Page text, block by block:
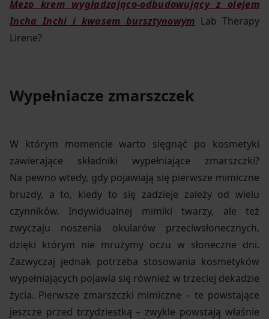
Mezo krem wygładzająco-odbudowujący z olejem
Incha Inchi i kwasem bursztynowym Lab Therapy
Lirene?
Wypełniacze zmarszczek
W którym momencie warto sięgnąć po kosmetyki
zawierające składniki wypełniające zmarszczki?
Na pewno wtedy, gdy pojawiają się pierwsze mimiczne
bruzdy, a to, kiedy to się zadzieje zależy od wielu
czynników. Indywidualnej mimiki twarzy, ale też
zwyczaju noszenia okularów przeciwsłonecznych,
dzięki którym nie mrużymy oczu w słoneczne dni.
Zazwyczaj jednak potrzeba stosowania kosmetyków
wypełniających pojawia się również w trzeciej dekadzie
życia. Pierwsze zmarszczki mimiczne – te powstające
jeszcze przed trzydziestką – zwykle powstają właśnie